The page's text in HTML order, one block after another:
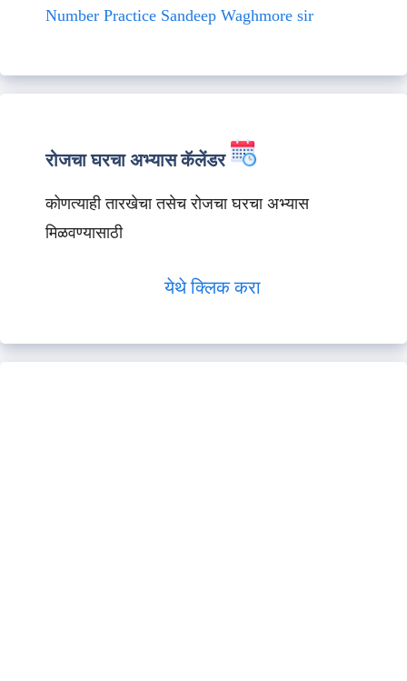
Number Practice Sandeep Waghmore sir
रोजचा घरचा अभ्यास कॅलेंडर
कोणत्याही तारखेचा तसेच रोजचा घरचा अभ्यास
मिळवण्यासाठी
येथे क्लिक करा